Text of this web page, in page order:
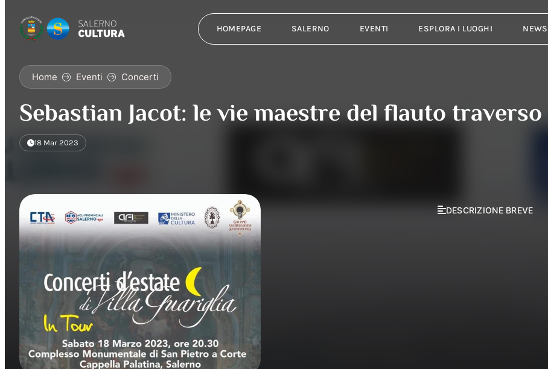
HOMEPAGE SALERNO EVENTI ESPLORA I LUOGHI NEWS
Home Eventi Concerti
Sebastian Jacot: le vie maestre del flauto traverso
18 Mar 2023
DESCRIZIONE BREVE